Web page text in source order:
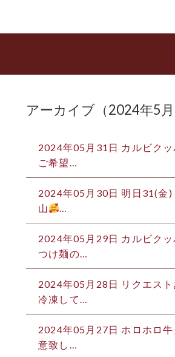
アーカイブ（2024年5月
2024年05月31日 カルビク
ご希望…
2024年05月30日 明日31(金)
山
…
2024年05月29日 カルビク
つけ麺の…
2024年05月28日 リクエス
冷凍して…
2024年05月27日 ホロホロ
意致し…